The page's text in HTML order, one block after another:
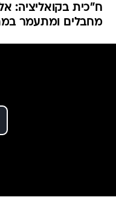
ח"כית בקואליציה:
מחבלים ומתעמר